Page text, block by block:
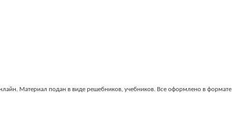
Материал подан в виде решебников, учебников. Все оформлено в формате